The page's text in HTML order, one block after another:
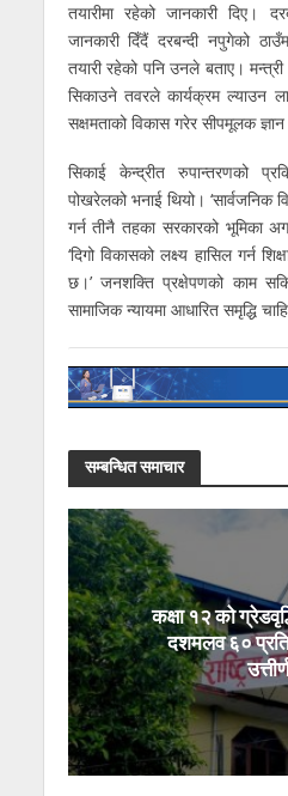
तयारीमा रहेको जानकारी दिए।
जानकारी दिँदैं दरबन्दी नपुगेको
तयारी रहेको पनि उनले बताए।
सिकाउने तवरले कार्यक्रम ल्याउन
सक्षमताको विकास गरेर सीपमूलक ज्ञान
सिकाई केन्द्रीत रुपान्तरणको
पोखरेलको भनाई थियो। ‘सार्वजनिक
गर्न तीनै तहका सरकारको भूमिका
‘दिगो विकासको लक्ष्य हासिल गर्न
छ।’ जनशक्ति प्रक्षेपणको काम
सामाजिक न्यायमा आधारित समृद्धि
सम्बन्धित समाचार
कक्षा १२ को
दशमलव ६०
उत्तीर्ण